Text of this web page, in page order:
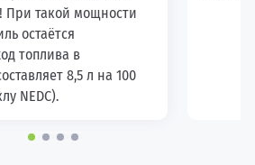
При такой мощности
остаётся
топлива в
8,5 л на 100
NEDC).